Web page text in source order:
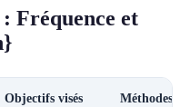
Fréquence et
Objectifs visés Méthodes